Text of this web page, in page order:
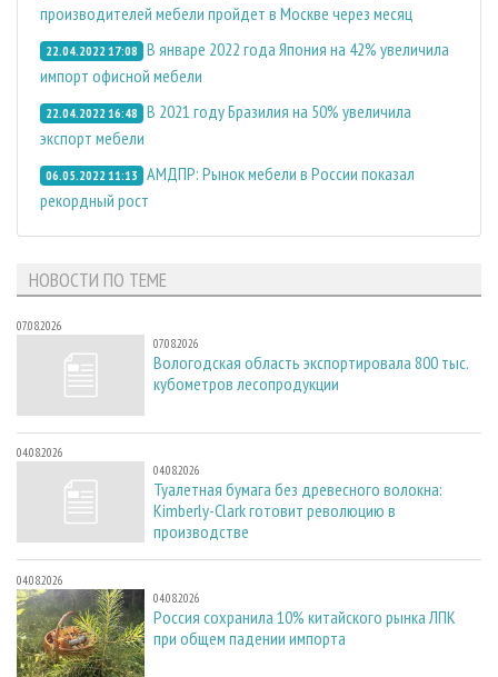
производителей мебели пройдет в Москве через месяц
22.04.2022 17:08 В январе 2022 года Япония на 42% увеличила
импорт офисной мебели
22.04.2022 16:48 В 2021 году Бразилия на 50% увеличила
экспорт мебели
06.05.2022 11:13 АМДПР: Рынок мебели в России показал
рекордный рост
НОВОСТИ ПО ТЕМЕ
07.08.2026
07.08.2026
Вологодская область экспортировала 800 тыс.
кубометров лесопродукции
04.08.2026
04.08.2026
Туалетная бумага без древесного волокна:
Kimberly-Clark готовит революцию в
производстве
04.08.2026
04.08.2026
Россия сохранила 10% китайского рынка ЛПК
при общем падении импорта